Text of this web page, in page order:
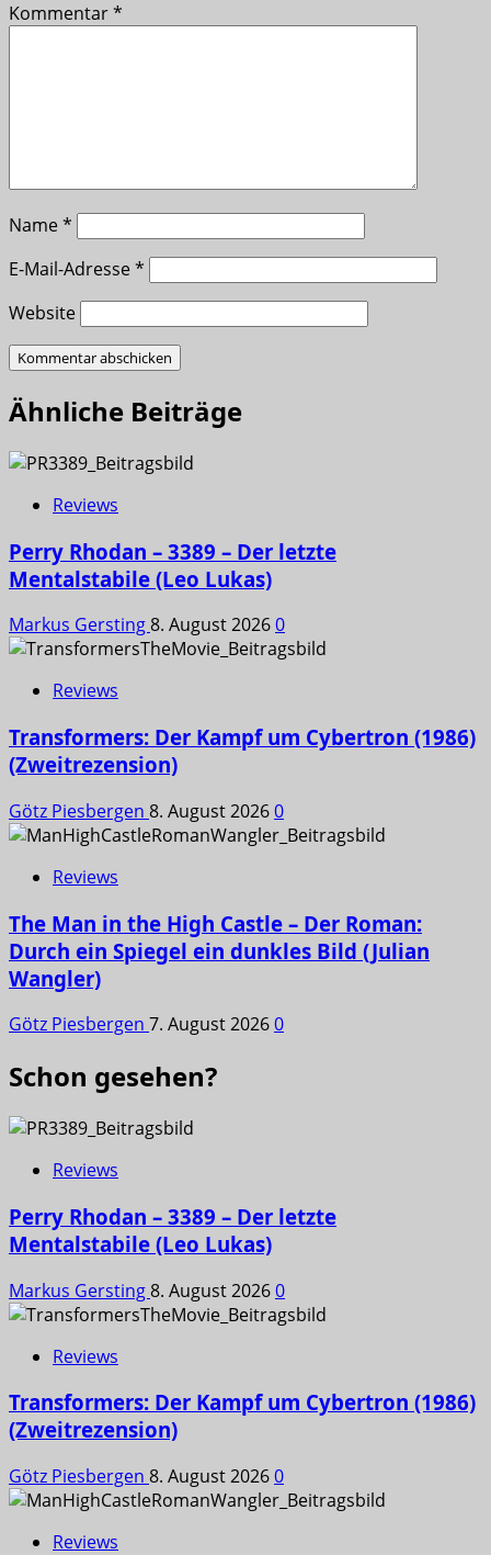
Kommentar*
Name*
E-Mail-Adresse*
Website
Ähnliche Beiträge
Reviews
Perry Rhodan – 3389 – Der letzte
Mentalstabile (Leo Lukas)
Markus Gersting8. August 20260
Reviews
Transformers: Der Kampf um Cybertron (1986)
(Zweitrezension)
Götz Piesbergen 8. August 20260
Reviews
The Man in the High Castle – Der Roman:
Durch ein Spiegel ein dunkles Bild (Julian
Wangler)
Götz Piesbergen 7. August 20260
Schon gesehen?
Reviews
Perry Rhodan – 3389 – Der letzte
Mentalstabile (Leo Lukas)
Markus Gersting8. August 20260
Reviews
Transformers: Der Kampf um Cybertron (1986)
(Zweitrezension)
Götz Piesbergen 8. August 20260
Reviews